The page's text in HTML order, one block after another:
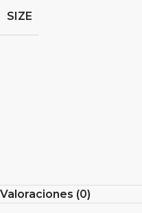
SIZE
Valoraciones (0)